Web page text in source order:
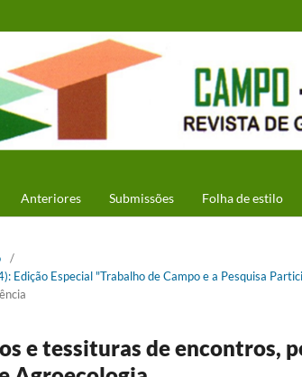
Anteriores Submissões Folha de estilo
/
Edição Especial "Trabalho de Campo e a Pesquisa
e tessituras de encontros,